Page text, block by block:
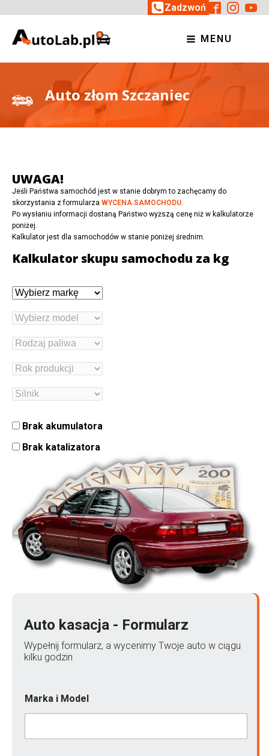
Zadzwoń
MENU
Auto złom Szczaniec
UWAGA!
Jeśli Państwa samochód jest w stanie dobrym to zachęcamy do
skorzystania z formularza WYCENA SAMOCHODU.
Po wysłaniu informacji dostaną Państwo wyższą cenę niż w kalkulatorze
poniżej.
Kalkulator jest dla samochodów w stanie poniżej średnim.
Kalkulator skupu samochodu za kg
Brak akumulatora
Brak katalizatora
Auto kasacja - Formularz
Wypełnij formularz, a wycenimy Twoje auto w ciągu
kilku godzin
Marka i Model